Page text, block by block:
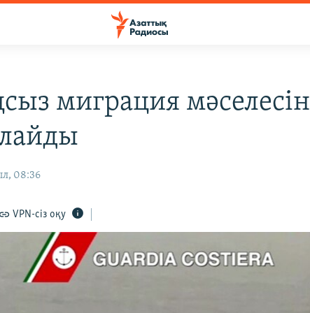
миграция мәселесін
08:36
VPN-сіз оқу